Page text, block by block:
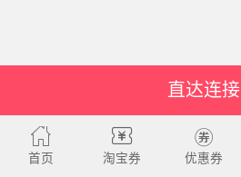
直达连接
首页 淘宝券 优惠券